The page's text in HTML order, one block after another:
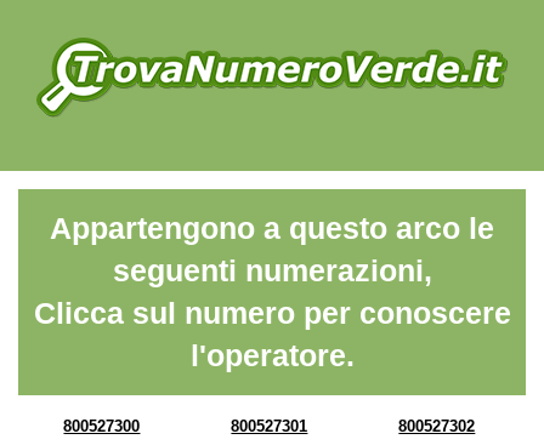
Appartengono a questo arco le
seguenti numerazioni,
Clicca sul numero per conoscere
l'operatore.
800527300 800527301 800527302